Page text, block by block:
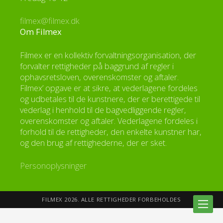
filmex@filmex.dk
Om Filmex
Filmex er en kollektiv forvaltningsorganisation, der
forvalter rettigheder på baggrund af regler i
ophavsretsloven, overenskomster og aftaler.
Filmex’ opgave er at sikre, at vederlagene fordeles
og udbetales til de kunstnere, der er berettigede til
vederlag i henhold til de bagvedliggende regler,
overenskomster og aftaler. Vederlagene fordeles i
forhold til de rettigheder, den enkelte kunstner har,
og den brug af rettighederne, der er sket.
Personoplysninger
FILMEX 2026. ALLE RETTIGHEDER FORBEHOLDES